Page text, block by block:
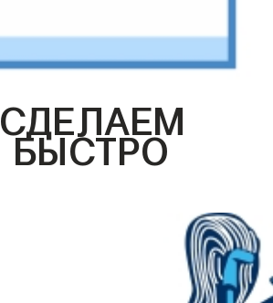
СДЕЛАЕМ
БЫСТРО